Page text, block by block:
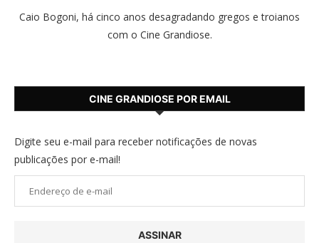
Caio Bogoni, há cinco anos desagradando gregos e troianos
com o Cine Grandiose.
CINE GRANDIOSE POR EMAIL
Digite seu e-mail para receber notificações de novas
publicações por e-mail!
Endereço
ASSINAR